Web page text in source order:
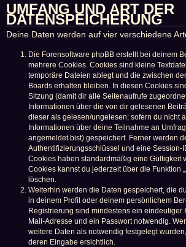
UMFANG UND ART DER
DATENSPEICHERUNG
Deine Daten werden auf vier verschiedene
Die Forensoftware phpBB erstellt bei deinem
mehrere Cookies. Cookies sind kleine
temporäre Dateien ablegt und die zwischen
Boards erhalten bleiben. In diesen Cookies
Sitzung (damit dir alle Seitenaufrufe
Informationen über die von dir gelesenen
dieser als gelesen/ungelesen; sofern du nicht
Informationen über deine Teilnahme an
angemeldet bist) gespeichert. Ferner werden
Authentifizierungsschlüssel und eine Session-
Cookies haben standardmäßig eine Gültigkeit
Cookies kannst du jederzeit über die Funktion
löschen.
Weiterhin werden die Daten gespeichert, die
in deinem Profil oder deinem persönlichem
Registrierung sind mindestens ein eindeutiger
Mail-Adresse und ein Passwort notwendig.
weitere Daten als notwendig festgelegt
deren Eingabe ersichtlich.